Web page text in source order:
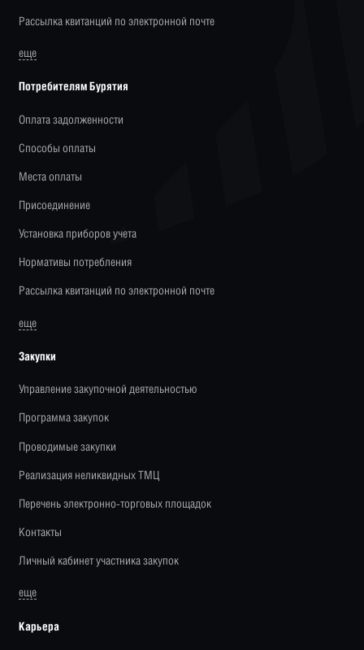
Рассылка квитанций по электронной почте
еще
Потребителям Бурятия
Оплата задолженности
Способы оплаты
Места оплаты
Присоединение
Установка приборов учета
Нормативы потребления
Рассылка квитанций по электронной почте
еще
Закупки
Управление закупочной деятельностью
Программа закупок
Проводимые закупки
Реализация неликвидных ТМЦ
Перечень электронно-торговых площадок
Контакты
Личный кабинет участника закупок
еще
Карьера